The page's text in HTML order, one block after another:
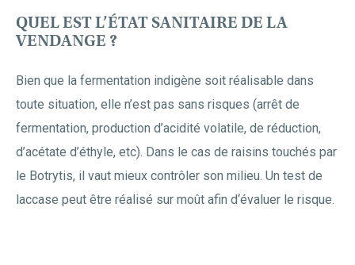
QUEL EST L’ÉTAT SANITAIRE DE LA
VENDANGE ?
Bien que la fermentation indigène soit réalisable dans
toute situation, elle n’est pas sans risques (arrêt de
fermentation, production d’acidité volatile, de réduction,
d’acétate d’éthyle, etc). Dans le cas de raisins touchés par
le Botrytis, il vaut mieux contrôler son milieu. Un test de
laccase peut être réalisé sur moût afin d‘évaluer le risque.